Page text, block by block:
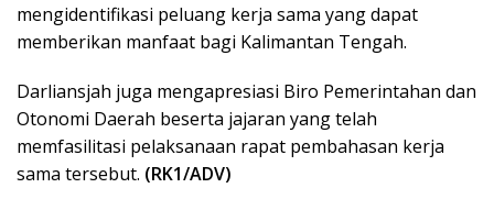
mengidentifikasi peluang kerja sama yang dapat
memberikan manfaat bagi Kalimantan Tengah.
Darliansjah juga mengapresiasi Biro Pemerintahan dan
Otonomi Daerah beserta jajaran yang telah
memfasilitasi pelaksanaan rapat pembahasan kerja
sama tersebut. (RK1/ADV)